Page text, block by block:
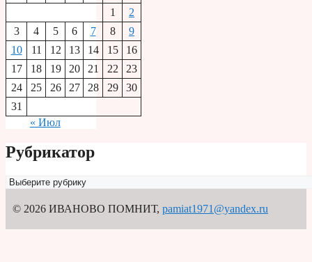
1
2
3
4 5 6 7 8
9
10
11 12 13 14 15
16
17
18 19 20 21 22
23
24
25 26 27 28 29
30
31
« Июл
Рубрикатор
Рубрикатор
© 2026 ИВАНОВО ПОМНИТ, pamiat1971@yandex.ru